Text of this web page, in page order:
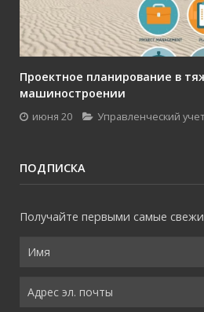
Проектное планирование в
машиностроении
июня 20 Управленческий
ПОДПИСКА
Получайте первыми самые